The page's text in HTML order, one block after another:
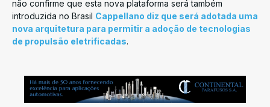
não confirme que esta nova plataforma será também
introduzida no Brasil Cappellano diz que será adotada uma
nova arquitetura para permitir a adoção de tecnologias
de propulsão eletrificadas.